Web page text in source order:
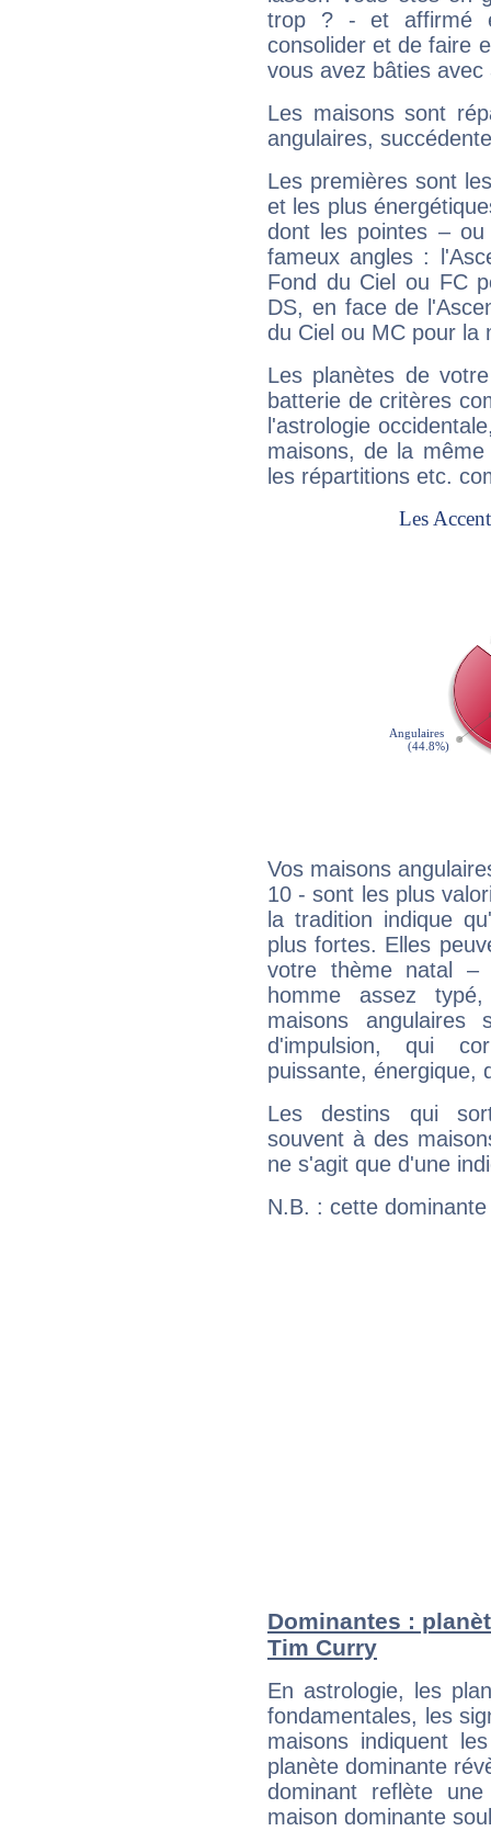
trop ? - et affirmé
consolider et de faire
vous avez bâties avec
Les maisons sont
angulaires,
Les premières sont
et les plus
dont les pointes –
fameux angles :
Fond du Ciel ou FC
DS, en face de
du Ciel ou MC pour la
Les planètes de
batterie de critères
l'astrologie
maisons, de la
les répartitions etc.
Vos maisons
10 - sont les plus
la tradition indique
plus fortes. Elles
votre thème natal –
homme assez
maisons
d'impulsion, qui
puissante, énergique,
Les destins qui
souvent à des
ne s'agit que d'une
N.B. : cette
Dominantes :
Tim Curry
En astrologie, les
fondamentales, les
maisons indiquent
planète dominante
dominant reflète
maison dominante